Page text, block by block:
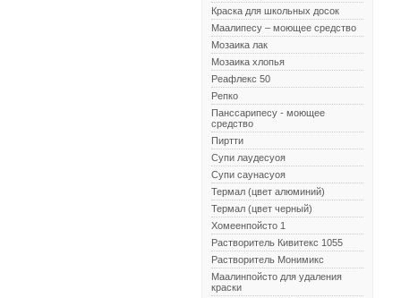
Краска для школьных досок
Маалипесу – моющее средство
Мозаика лак
Мозаика хлопья
Реафлекс 50
Репко
Панссарипесу - моющее
средство
Пиртти
Супи лаудесуоя
Супи саунасуоя
Термал (цвет алюминий)
Термал (цвет черный)
Хомеенпойсто 1
Растворитель Кивитекс 1055
Растворитель Монимикс
Маалинпойсто для удаления
краски